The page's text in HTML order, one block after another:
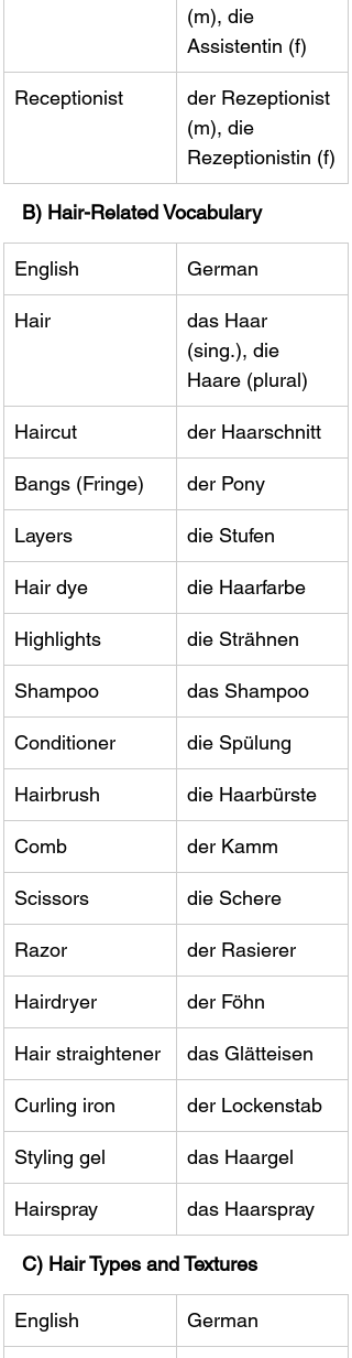
(m), die
Assistentin (f)
Receptionist
der Rezeptionist
(m), die
Rezeptionistin (f)
B) Hair-Related Vocabulary
English German
Hair
das Haar
(sing.), die
Haare (plural)
Haircut der Haarschnitt
Bangs (Fringe) der Pony
Layers die Stufen
Hair dye die Haarfarbe
Highlights die Strähnen
Shampoo das Shampoo
Conditioner die Spülung
Hairbrush die Haarbürste
Comb der Kamm
Scissors die Schere
Razor der Rasierer
Hairdryer der Föhn
Hair straightener das Glätteisen
Curling iron der Lockenstab
Styling gel das Haargel
Hairspray das Haarspray
C) Hair Types and Textures
English German